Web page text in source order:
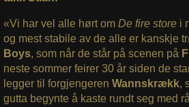
«Vi har vel alle hørt om De fire storei
og mest stabile av de alle er kanskje
Boys, som når de står på scenen på
neste sommer feirer 30 år siden de
legger til forgjengeren Wannskrækk,
gutta begynte å kaste rundt seg med